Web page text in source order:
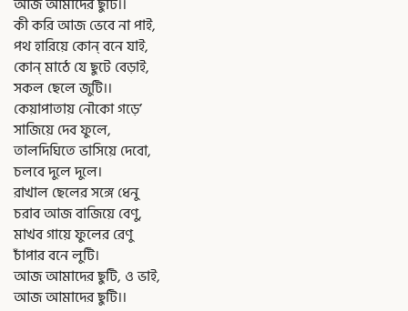
আজ আমাদের ছুটি।।
কী করি আজ ভেবে না পাই,
পথ হারিয়ে কোন্‌ বনে যাই,
কোন্‌ মাঠে যে ছুটে বেড়াই,
সকল ছেলে জুটি।।
কেয়াপাতায় নৌকো গড়ে’
সাজিয়ে দেব ফুলে,
তালদিঘিতে ভাসিয়ে দেবো,
চলবে দুলে দুলে।
রাখাল ছেলের সঙ্গে ধেনু
চরাব আজ বাজিয়ে বেণু,
মাখব গায়ে ফুলের রেণু
চাঁপার বনে লুটি।
আজ আমাদের ছুটি, ও ভাই,
আজ আমাদের ছুটি।।